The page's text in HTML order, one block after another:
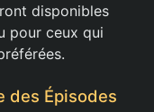
disponibles
pour ceux qui
des Épisodes